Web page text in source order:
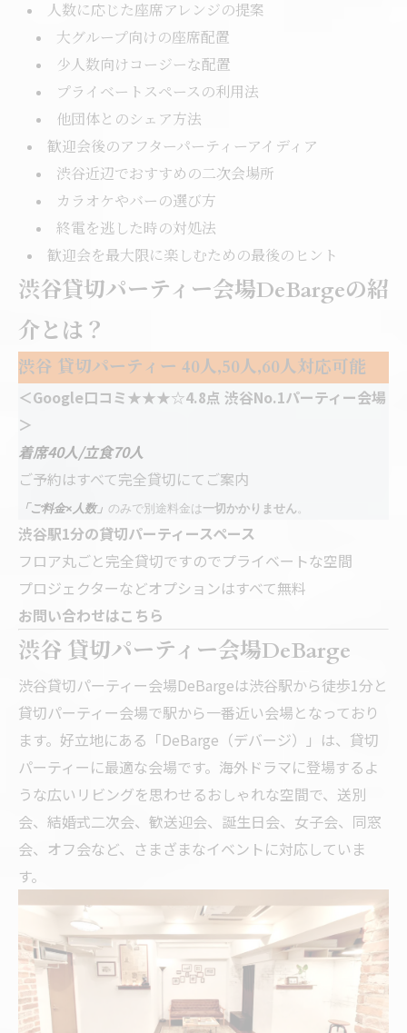
人数に応じた座席アレンジの提案
大グループ向けの座席配置
少人数向けコージーな配置
プライベートスペースの利用法
他団体とのシェア方法
歓迎会後のアフターパーティーアイディア
渋谷近辺でおすすめの二次会場所
カラオケやバーの選び方
終電を逃した時の対処法
歓迎会を最大限に楽しむための最後のヒント
渋谷貸切パーティー会場DeBargeの紹
介とは？
渋谷 貸切パーティー 40人,50人,60人対応可能
＜Google口コミ★★★☆4.8点 渋谷No.1パーティー会場
＞
着席40人/立食70人
ご予約はすべて完全貸切にてご案内
「ご料金×人数」 のみで別途料金は一切かかりません。
渋谷駅1分の貸切パーティースペース
フロア丸ごと完全貸切ですのでプライベートな空間
プロジェクターなどオプションはすべて無料
お問い合わせはこちら
渋谷 貸切パーティー会場DeBarge
渋谷貸切パーティー会場DeBargeは渋谷駅から徒歩1分と
貸切パーティー会場で駅から一番近い会場となっており
ます。好立地にある「DeBarge（デバージ）」は、貸切
パーティーに最適な会場です。海外ドラマに登場するよ
うな広いリビングを思わせるおしゃれな空間で、送別
会、結婚式二次会、歓送迎会、誕生日会、女子会、同窓
会、オフ会など、さまざまなイベントに対応していま
す。